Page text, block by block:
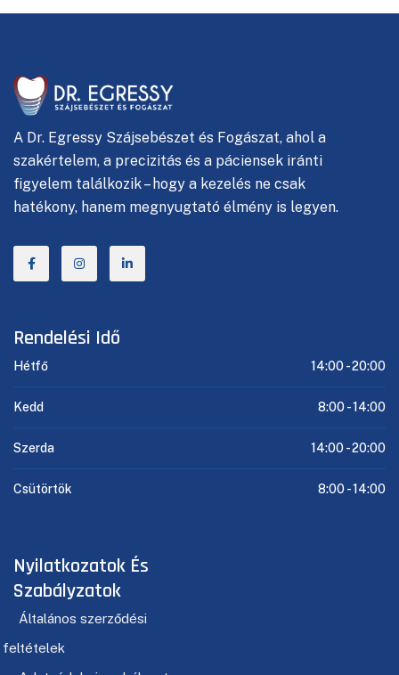
A Dr. Egressy Szájsebészet és Fogászat, ahol a
szakértelem, a precizitás és a páciensek iránti
figyelem találkozik – hogy a kezelés ne csak
hatékony, hanem megnyugtató élmény is legyen.
Rendelési Idő
Hétfő 14:00 -20:00
Kedd 8:00 -14:00
Szerda 14:00 -20:00
Csütörtök 8:00 -14:00
Nyilatkozatok És
Szabályzatok
Általános szerződési
feltételek